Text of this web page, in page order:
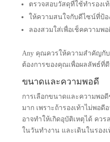
ตรวจสอบวัสดุที่ใช้ทำรองเ
ให้ความสนใจกับดีไซน์ที่ป้อ
ลองสวมใส่เพื่อเช็คความพอ
Any คุณควรให้ความสำคัญกับ
ต้องการของคุณเพื่อผลลัพธ์ที่
ขนาดและความพอดี
การเลือกขนาดและความพอ
มาก เพราะถ้ารองเท้าไม่พอ
อาจทำให้เกิดอุบัติเหตุได้ คว
ในวันทำงาน และเดินในรอง